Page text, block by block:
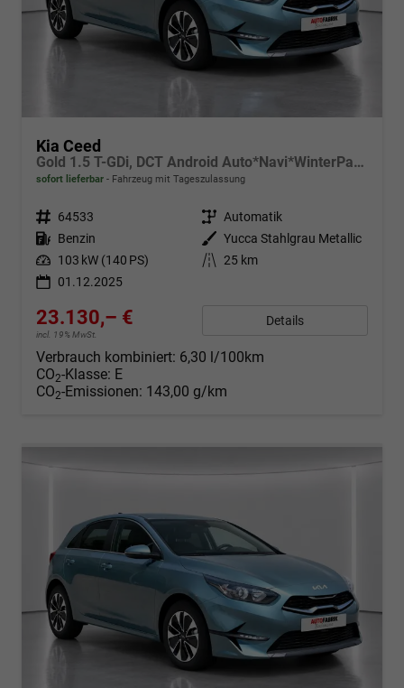
Kia Ceed
Gold 1.5 T-GDi, DCT Android Auto*Navi*WinterPak*Klimaauto*16"*Kamera*PrivacyGlas*
sofort lieferbar Fahrzeug mit Tageszulassung
Fahrzeugnr. 64533 Getriebe Automatik
Kraftstoff Benzin Außenfarbe Yucca Stahlgrau Metallic
Leistung 103 kW (140 PS) Kilometerstand 25 km
01.12.2025
23.130,– €
incl. 19% MwSt.
Details
Verbrauch kombiniert: 6,30 l/100km
CO2-Klasse: E
CO2-Emissionen: 143,00 g/km